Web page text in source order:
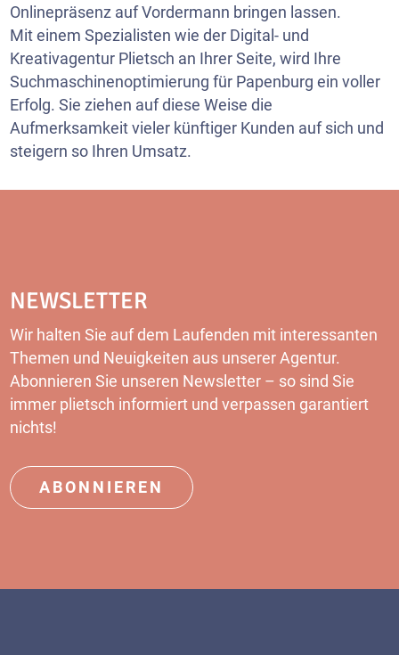
Onlinepräsenz auf Vordermann bringen lassen.
Mit einem Spezialisten wie der Digital- und
Kreativagentur Plietsch an Ihrer Seite, wird Ihre
Suchmaschinenoptimierung für Papenburg ein voller
Erfolg. Sie ziehen auf diese Weise die
Aufmerksamkeit vieler künftiger Kunden auf sich und
steigern so Ihren Umsatz.
NEWSLETTER
Wir halten Sie auf dem Laufenden mit interessanten
Themen und Neuigkeiten aus unserer Agentur.
Abonnieren Sie unseren Newsletter – so sind Sie
immer plietsch informiert und verpassen garantiert
nichts!
ABONNIEREN